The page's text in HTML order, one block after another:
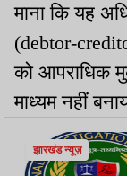
माना कि यह
(debtor-
को आपराधिक
माध्यम नहीं
झारखंड न्यूज़